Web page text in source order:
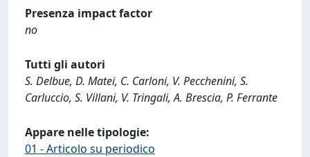
Presenza impact factor
no
Tutti gli autori
S. Delbue, D. Matei, C. Carloni, V. Pecchenini, S.
Carluccio, S. Villani, V. Tringali, A. Brescia, P. Ferrante
Appare nelle tipologie:
01 - Articolo su periodico